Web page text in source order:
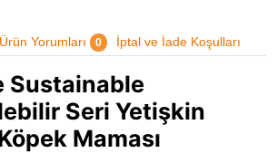
Ürün Yorumları 0 İptal ve İade Koşulları
Sustainable
Seri Yetişkin
Maması